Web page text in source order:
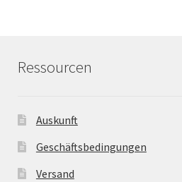
Ressourcen
Auskunft
Geschäftsbedingungen
Versand